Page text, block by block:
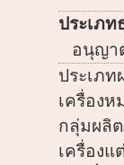
ประเภท
อนุญา
ประเภท
เครื่องห
กลุ่มผลิ
เครื่อง